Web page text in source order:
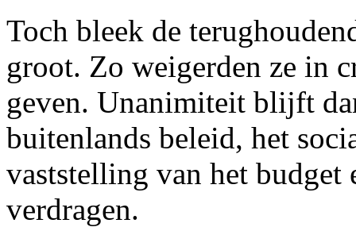
Toch bleek de
groot. Zo weigerden ze in
geven. Unanimiteit blijft
buitenlands beleid, het
vaststelling van het budget
verdragen.